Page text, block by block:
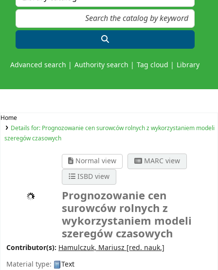
Advanced search Authority search Tag cloud Library
Home
Details for: Prognozowanie cen surowców rolnych z wykorzystaniem modeli
szeregów czasowych
Normal view
MARC view
ISBD view
Prognozowanie cen
surowców rolnych z
wykorzystaniem modeli
szeregów czasowych
Contributor(s): Hamulczuk, Mariusz [red. nauk.]
Material type:
Text